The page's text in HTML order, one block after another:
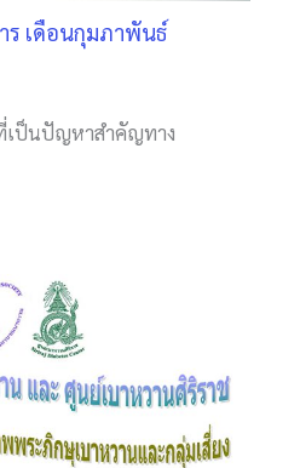
ร เดือนกุมภาพันธ์
เป็นปัญหาสำคัญทาง